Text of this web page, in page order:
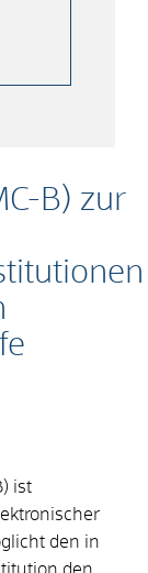
B) zur
ist
den in
den